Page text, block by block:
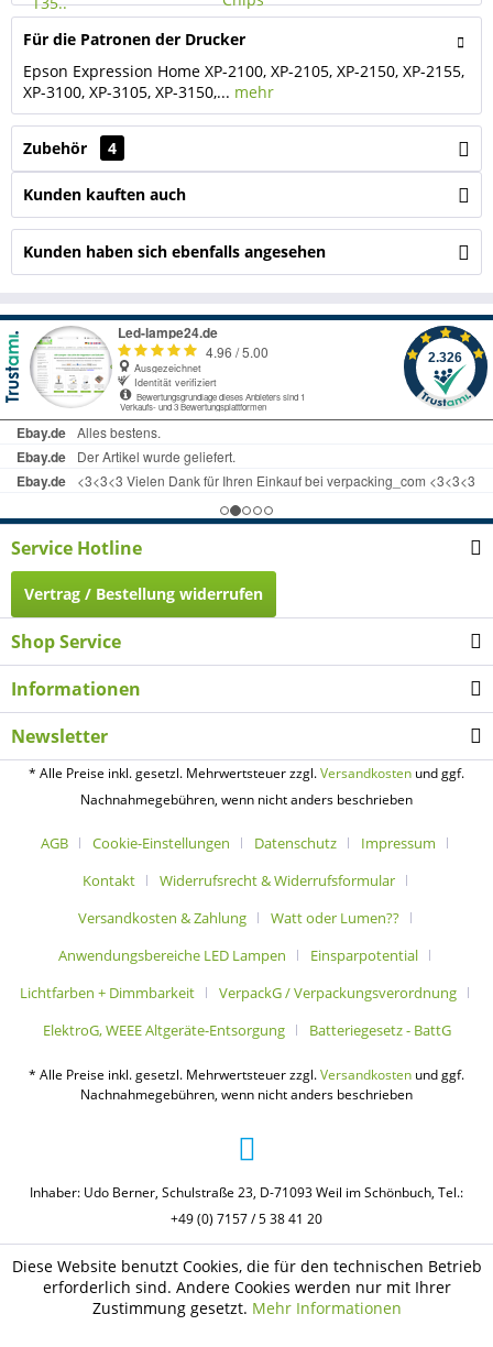
Für die Patronen der Drucker
Epson Expression Home XP-2100, XP-2105, XP-2150, XP-2155,
XP-3100, XP-3105, XP-3150,... mehr
Zubehör 4
Kunden kauften auch
Kunden haben sich ebenfalls angesehen
Service Hotline
Vertrag / Bestellung widerrufen
Shop Service
Informationen
Newsletter
* Alle Preise inkl. gesetzl. Mehrwertsteuer zzgl.Versandkosten und ggf.
Nachnahmegebühren, wenn nicht anders beschrieben
AGB Cookie-Einstellungen Datenschutz
Impressum
Kontakt
Widerrufsrecht & Widerrufsformular
Versandkosten & Zahlung
Watt oder Lumen??
Anwendungsbereiche LED Lampen
Einsparpotential
Lichtfarben + Dimmbarkeit
VerpackG / Verpackungsverordnung
ElektroG, WEEE Altgeräte-Entsorgung
Batteriegesetz - BattG
* Alle Preise inkl. gesetzl. Mehrwertsteuer zzgl.Versandkosten und ggf.
Nachnahmegebühren, wenn nicht anders beschrieben
Inhaber: Udo Berner, Schulstraße 23, D-71093 Weil im Schönbuch, Tel.:
+49 (0) 7157 / 5 38 41 20
Diese Website benutzt Cookies, die für den technischen Betrieb
erforderlich sind. Andere Cookies werden nur mit Ihrer
Zustimmung gesetzt. Mehr Informationen